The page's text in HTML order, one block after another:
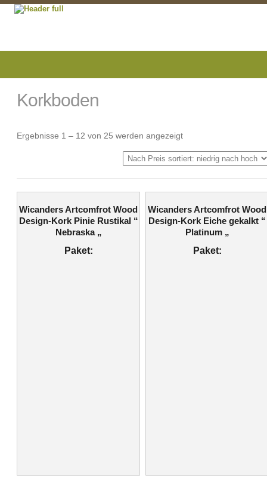
Korkboden
Ergebnisse 1 – 12 von 25 werden angezeigt
Wicanders Artcomfrot Wood
Design-Kork Pinie Rustikal “
Nebraska „
Paket:
Wicanders Artcomfrot Wood
Design-Kork Eiche gekalkt “
Platinum „
Paket: